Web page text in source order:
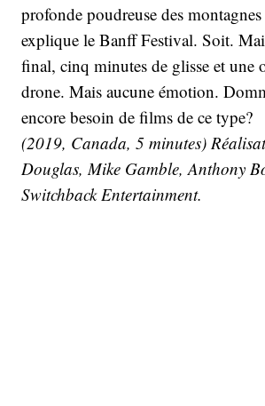
profonde poudreuse des
explique le Banff Festival. Soit.
final, cinq minutes de glisse et une
drone. Mais aucune émotion.
encore besoin de films de ce type?
(2019, Canada, 5 minutes)
Douglas, Mike Gamble, Anthony
Switchback Entertainment.